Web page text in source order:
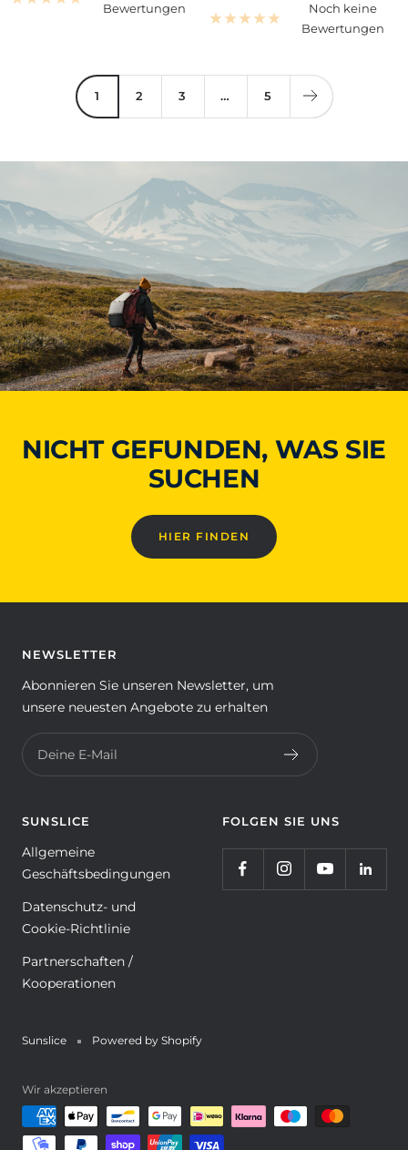
Bewertungen
Noch keine
Bewertungen
1 2 3 … 5
NICHT GEFUNDEN, WAS SIE
SUCHEN
HIER FINDEN
NEWSLETTER
Abonnieren Sie unseren Newsletter, um
unsere neuesten Angebote zu erhalten
Deine E-Mail
SUNSLICE
Allgemeine
Geschäftsbedingungen
Datenschutz- und
Cookie-Richtlinie
Partnerschaften /
Kooperationen
FOLGEN SIE UNS
Sunslice Powered by Shopify
Wir akzeptieren